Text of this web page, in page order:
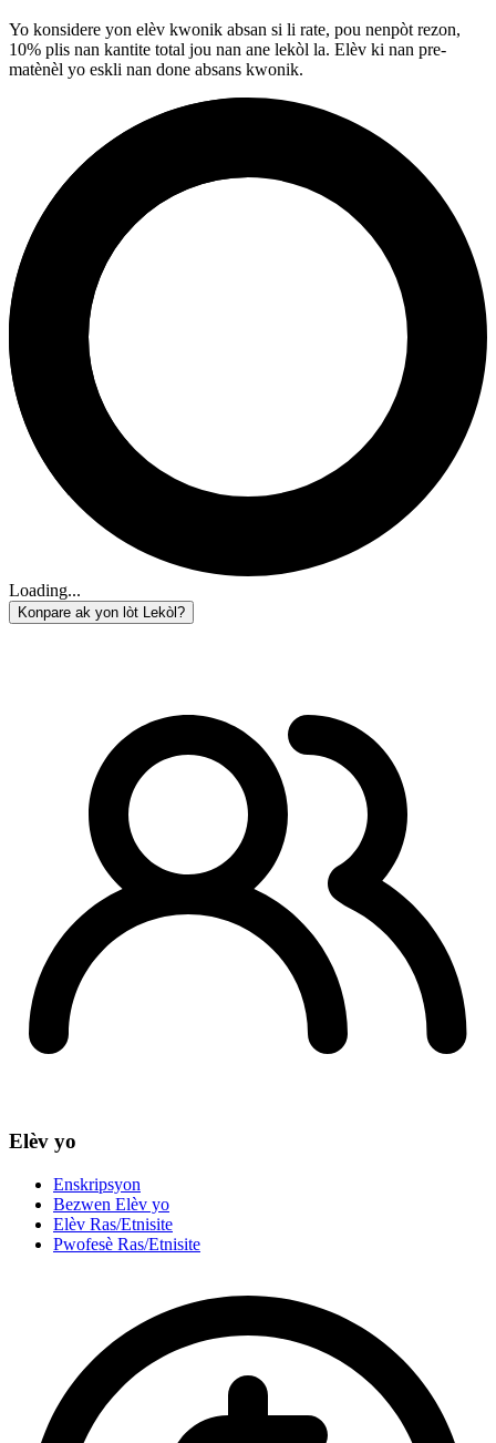
Yo konsidere yon elèv kwonik absan si li rate, pou nenpòt rezon,
10% plis nan kantite total jou nan ane lekòl la. Elèv ki nan pre-
matènèl yo eskli nan done absans kwonik.
Loading...
Konpare ak yon lòt Lekòl?
Elèv yo
Enskripsyon
Bezwen Elèv yo
Elèv Ras/Etnisite
Pwofesè Ras/Etnisite